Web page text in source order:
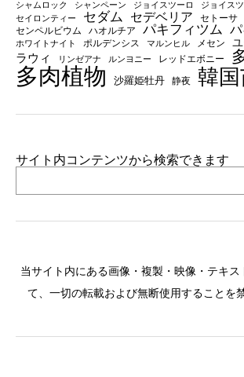
シャムロック シャンペーン ジョイスツーロ
ジョイス
セイロンティー
セダム セデベリア セトーサ
センペルビウム
ハオルチア パキフィツム
ホワイトナイト ポルデンシス マルンヒル メセン
ラウィ
リンゼアナ ルンヨニー レッドエボニー
多肉植物 沙羅姫牡丹 静夜 韓国
サイト内コンテンツから検索できます
当サイト内にある画像・複製・映像・テキ
て、一切の転載および無断使用することを